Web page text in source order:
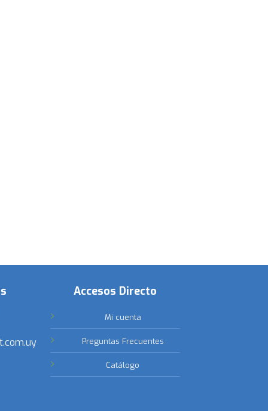
Accesos Directo
Mi cuenta
Preguntas Frecuentes
Catálogo